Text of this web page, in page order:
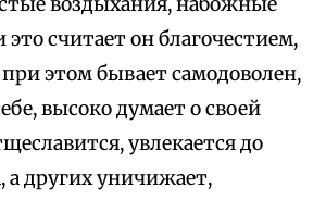
считает он благочестием,
этом бывает самодоволен,
высоко думает о своей
увлекается до
а других уничижает,